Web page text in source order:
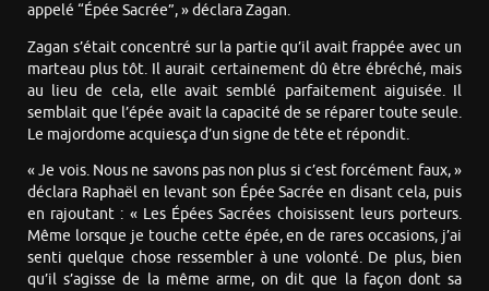
appelé “Épée Sacrée”, » déclara Zagan.
Zagan s’était concentré sur la partie qu’il avait frappée avec un
marteau plus tôt. Il aurait certainement dû être ébréché, mais
au lieu de cela, elle avait semblé parfaitement aiguisée. Il
semblait que l’épée avait la capacité de se réparer toute seule.
Le majordome acquiesça d’un signe de tête et répondit.
« Je vois. Nous ne savons pas non plus si c’est forcément faux, »
déclara Raphaël en levant son Épée Sacrée en disant cela, puis
en rajoutant : « Les Épées Sacrées choisissent leurs porteurs.
Même lorsque je touche cette épée, en de rares occasions, j’ai
senti quelque chose ressembler à une volonté. De plus, bien
qu’il s’agisse de la même arme, on dit que la façon dont sa